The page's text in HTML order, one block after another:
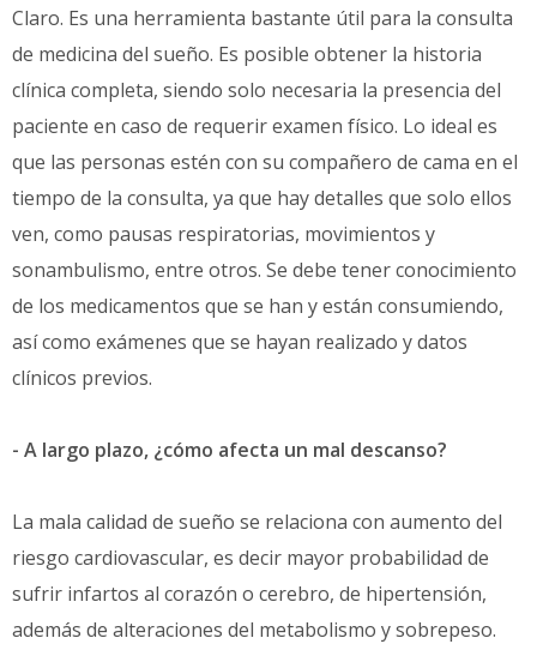
Claro. Es una herramienta bastante útil para la consulta
de medicina del sueño. Es posible obtener la historia
clínica completa, siendo solo necesaria la presencia del
paciente en caso de requerir examen físico. Lo ideal es
que las personas estén con su compañero de cama en el
tiempo de la consulta, ya que hay detalles que solo ellos
ven, como pausas respiratorias, movimientos y
sonambulismo, entre otros. Se debe tener conocimiento
de los medicamentos que se han y están consumiendo,
así como exámenes que se hayan realizado y datos
clínicos previos.
- A largo plazo, ¿cómo afecta un mal descanso?
La mala calidad de sueño se relaciona con aumento del
riesgo cardiovascular, es decir mayor probabilidad de
sufrir infartos al corazón o cerebro, de hipertensión,
además de alteraciones del metabolismo y sobrepeso.